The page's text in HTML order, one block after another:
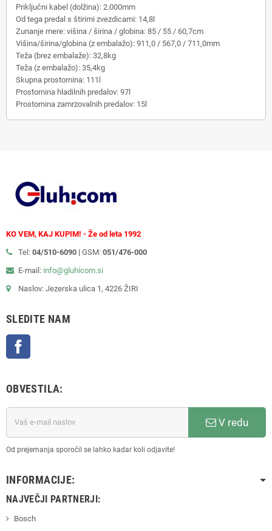
Priključni kabel (dolžina): 2.000mm
Od tega predal s štirimi zvezdicami: 14,8l
Zunanje mere: višina / širina / globina: 85 / 55 / 60,7cm
Višina/širina/globina (z embalažo): 911,0 / 567,0 / 711,0mm
Teža (brez embalaže): 32,8kg
Teža (z embalažo): 35,4kg
Skupna prostornina: 111l
Prostornina hladilnih predalov: 97l
Prostornina zamrzovalnih predalov: 15l
KO VEM, KAJ KUPIM! - Že od leta 1992
Tel: 04/510-6090 | GSM: 051/476-000
E-mail: info@gluhicom.si
Naslov: Jezerska ulica 1, 4226 ŽIRI
SLEDITE NAM
OBVESTILA:
V redu
Od prejemanja sporočil se lahko kadar koli odjavite!
INFORMACIJE:
NAJVEČJI PARTNERJI:
Bosch